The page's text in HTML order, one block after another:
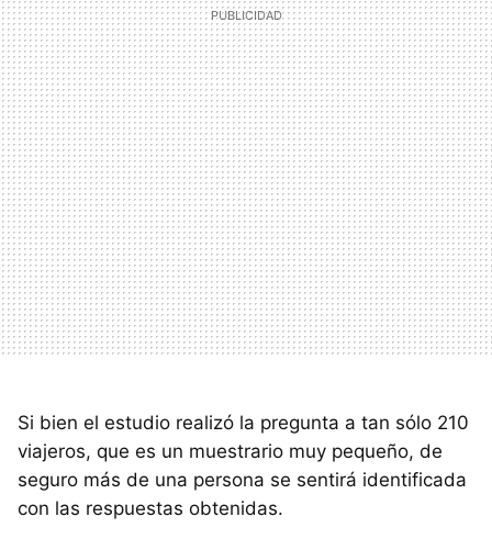
Si bien el estudio realizó la pregunta a tan sólo 210
viajeros, que es un muestrario muy pequeño, de
seguro más de una persona se sentirá identificada
con las respuestas obtenidas.